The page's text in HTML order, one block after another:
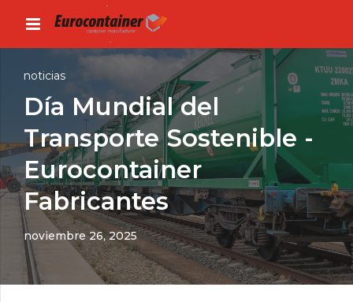
noticias
Día Mundial del
Transporte Sostenible -
Eurocontainer
Fabricantes
noviembre 26, 2025